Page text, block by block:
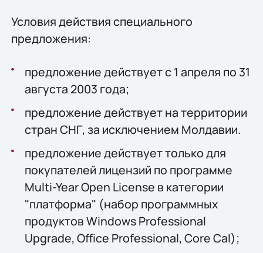
Условия действия специального
предложения:
предложение действует с 1 апреля по 31
августа 2003 года;
предложение действует на территории
стран СНГ, за исключением Молдавии.
предложение действует только для
покупателей лицензий по программе
Multi-Year Open License в категории
"платформа" (набор программных
продуктов Windows Professional
Upgrade, Office Professional, Core Cal);